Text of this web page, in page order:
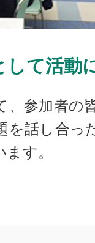
して活動
、参加者の
を話し合っ
す。